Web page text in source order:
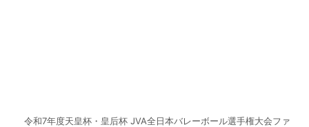
令和7年度天皇杯・皇后杯 JVA全日本バレーボール選手権大会ファ